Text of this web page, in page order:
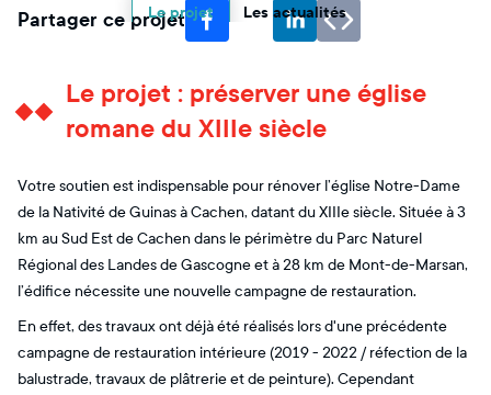
Le projet Les actualités
Partager ce projet
Le projet : préserver une église
romane du XIIIe siècle
Votre soutien est indispensable pour rénover l’église Notre-Dame
de la Nativité de Guinas à Cachen, datant du XIIIe siècle. Située à 3
km au Sud Est de Cachen dans le périmètre du Parc Naturel
Régional des Landes de Gascogne et à 28 km de Mont-de-Marsan,
l’édifice nécessite une nouvelle campagne de restauration.
En effet, des travaux ont déjà été réalisés lors d'une précédente
campagne de restauration intérieure (2019 - 2022 / réfection de la
balustrade, travaux de plâtrerie et de peinture). Cependant